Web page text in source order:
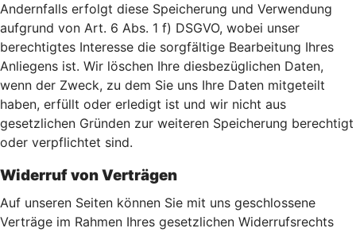
Andernfalls erfolgt diese Speicherung und Verwendung
aufgrund von Art. 6 Abs. 1 f) DSGVO, wobei unser
berechtigtes Interesse die sorgfältige Bearbeitung Ihres
Anliegens ist. Wir löschen Ihre diesbezüglichen Daten,
wenn der Zweck, zu dem Sie uns Ihre Daten mitgeteilt
haben, erfüllt oder erledigt ist und wir nicht aus
gesetzlichen Gründen zur weiteren Speicherung berechtigt
oder verpflichtet sind.
Widerruf von Verträgen
Auf unseren Seiten können Sie mit uns geschlossene
Verträge im Rahmen Ihres gesetzlichen Widerrufsrechts